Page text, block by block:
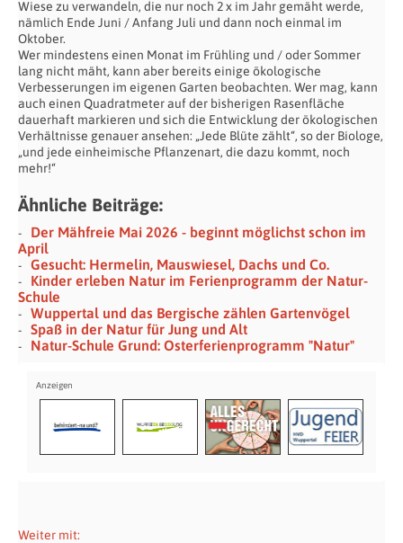
Wiese zu verwandeln, die nur noch 2 x im Jahr gemäht werde,
nämlich Ende Juni / Anfang Juli und dann noch einmal im
Oktober.
Wer mindestens einen Monat im Frühling und / oder Sommer
lang nicht mäht, kann aber bereits einige ökologische
Verbesserungen im eigenen Garten beobachten. Wer mag, kann
auch einen Quadratmeter auf der bisherigen Rasenfläche
dauerhaft markieren und sich die Entwicklung der ökologischen
Verhältnisse genauer ansehen: „Jede Blüte zählt“, so der Biologe,
„und jede einheimische Pflanzenart, die dazu kommt, noch
mehr!“
Ähnliche Beiträge:
Der Mähfreie Mai 2026 - beginnt möglichst schon im
April
Gesucht: Hermelin, Mauswiesel, Dachs und Co.
Kinder erleben Natur im Ferienprogramm der Natur-
Schule
Wuppertal und das Bergische zählen Gartenvögel
Spaß in der Natur für Jung und Alt
Natur-Schule Grund: Osterferienprogramm "Natur"
Weiter mit: